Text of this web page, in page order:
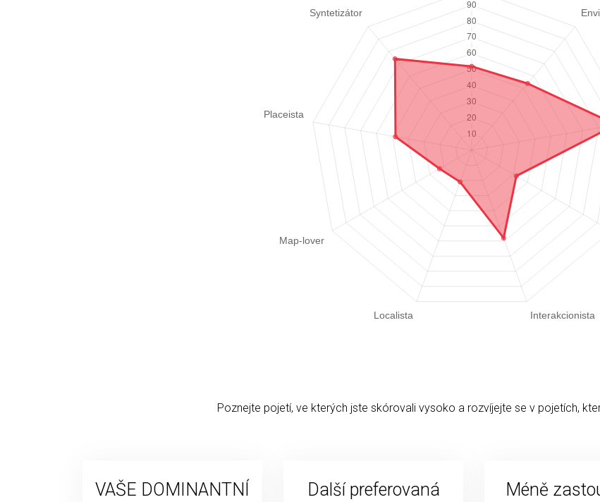
Poznejte pojetí, ve kterých jste skórovali vysoko a rozvíjejte se v pojetích,
VAŠE DOMINANTNÍ
Další preferovaná
Méně